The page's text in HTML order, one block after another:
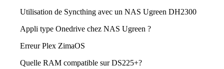
Utilisation de Syncthing avec un NAS Ugreen DH2300
Appli type Onedrive chez NAS Ugreen ?
Erreur Plex ZimaOS
Quelle RAM compatible sur DS225+?